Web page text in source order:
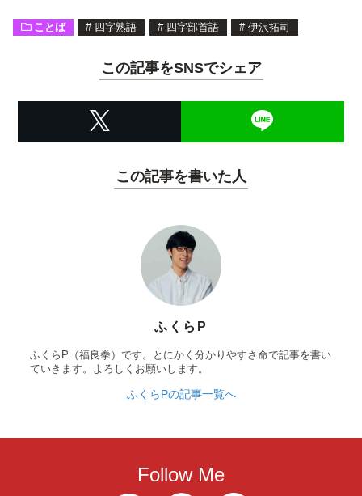
ことば # 四字熟語 # 四字部首語 # 伊沢拓司
この記事をSNSでシェア
この記事を書いた人
ふくらP
ふくらP（福良拳）です。とにかく分かりやすさ命で記事を書い
ていきます。よろしくお願いします。
ふくらPの記事一覧へ
Follow Me